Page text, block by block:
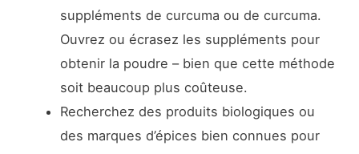
suppléments de curcuma ou de curcuma.
Ouvrez ou écrasez les suppléments pour
obtenir la poudre – bien que cette méthode
soit beaucoup plus coûteuse.
Recherchez des produits biologiques ou
des marques d’épices bien connues pour